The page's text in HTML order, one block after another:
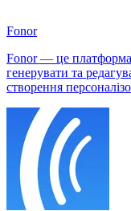
Fonor
Fonor — це
генерувати та
створення